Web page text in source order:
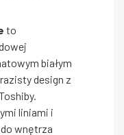
to
białym
design z
liniami i
wnętrza